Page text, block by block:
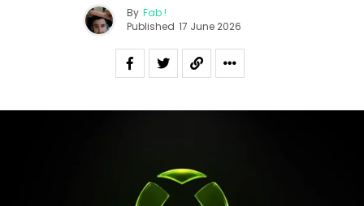
By Fab !
Published 17 June 2026